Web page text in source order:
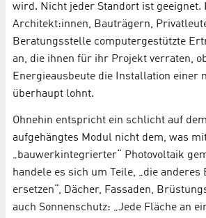
wird. Nicht jeder Standort ist geeignet.
Architekt:innen, Bauträgern,
Beratungsstelle computergestützte
an, die ihnen für ihr Projekt verraten,
Energieausbeute die Installation einer
überhaupt lohnt.
Ohnehin entspricht ein schlicht auf
aufgehängtes Modul nicht dem, was
„bauwerkintegrierter“ Photovoltaik
handele es sich um Teile, „die anderes
ersetzen“, Dächer, Fassaden,
auch Sonnenschutz: „Jede Fläche an